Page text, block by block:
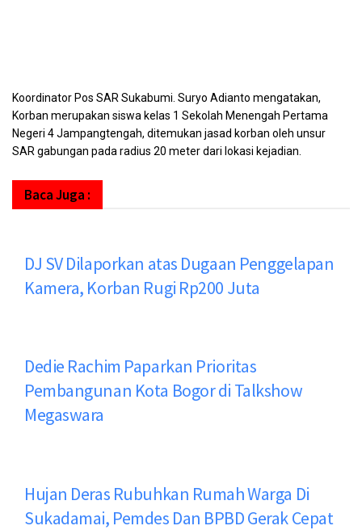
Koordinator Pos SAR Sukabumi. Suryo Adianto mengatakan,
Korban merupakan siswa kelas 1 Sekolah Menengah Pertama
Negeri 4 Jampangtengah, ditemukan jasad korban oleh unsur
SAR gabungan pada radius 20 meter dari lokasi kejadian.
Baca Juga :
DJ SV Dilaporkan atas Dugaan Penggelapan
Kamera, Korban Rugi Rp200 Juta
Dedie Rachim Paparkan Prioritas
Pembangunan Kota Bogor di Talkshow
Megaswara
Hujan Deras Rubuhkan Rumah Warga Di
Sukadamai, Pemdes Dan BPBD Gerak Cepat